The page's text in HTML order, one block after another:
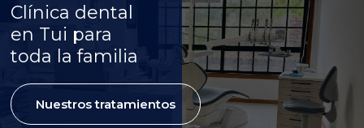
Clínica dental
en Tui para
toda la familia
Nuestros tratamientos